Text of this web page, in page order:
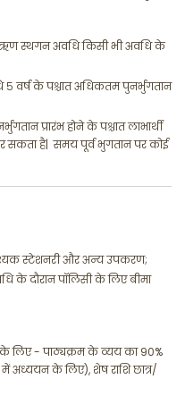
स्थगन अवधि किसी भी अवधि के
वर्ष के पश्चात अधिकतम पुनर्भुगतान
प्रारंभ होने के पश्चात लाभार्थी
सकता है| समय पूर्व भुगतान पर कोई
स्टेशनरी और अन्य उपकरण;
के दौरान पॉलिसी के लिए बीमा
लिए - पाठ्यक्रम के व्यय का 90%
में अध्ययन के लिए), शेष राशि छात्र/